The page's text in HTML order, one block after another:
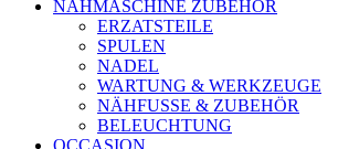
NÄHMASCHINE ZUBEHÖR
ERZATSTEILE
SPULEN
NADEL
WARTUNG & WERKZEUGE
NÄHFUSSE & ZUBEHÖR
BELEUCHTUNG